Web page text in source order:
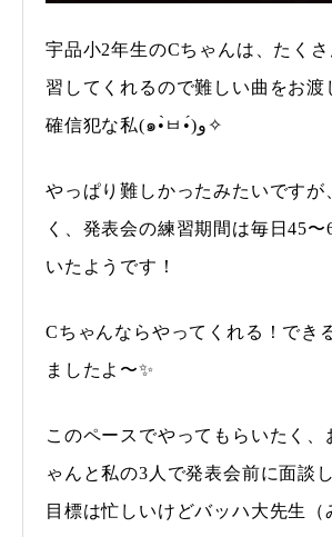
宇品小2年生のCちゃんは、たく
習してくれるので難しい曲をお渡
確信犯な私(๑•̀ㅂ•́)و✧
やっぱり難しかったみたいですが
く、発表会の練習期間は毎日45〜
いたようです！
Cちゃんならやってくれる！でき
ましたよ〜✨
このペースでやってもらいたく、
ゃんと私の3人で発表会前に面談
目標は忙しいけどバッハ大先生（